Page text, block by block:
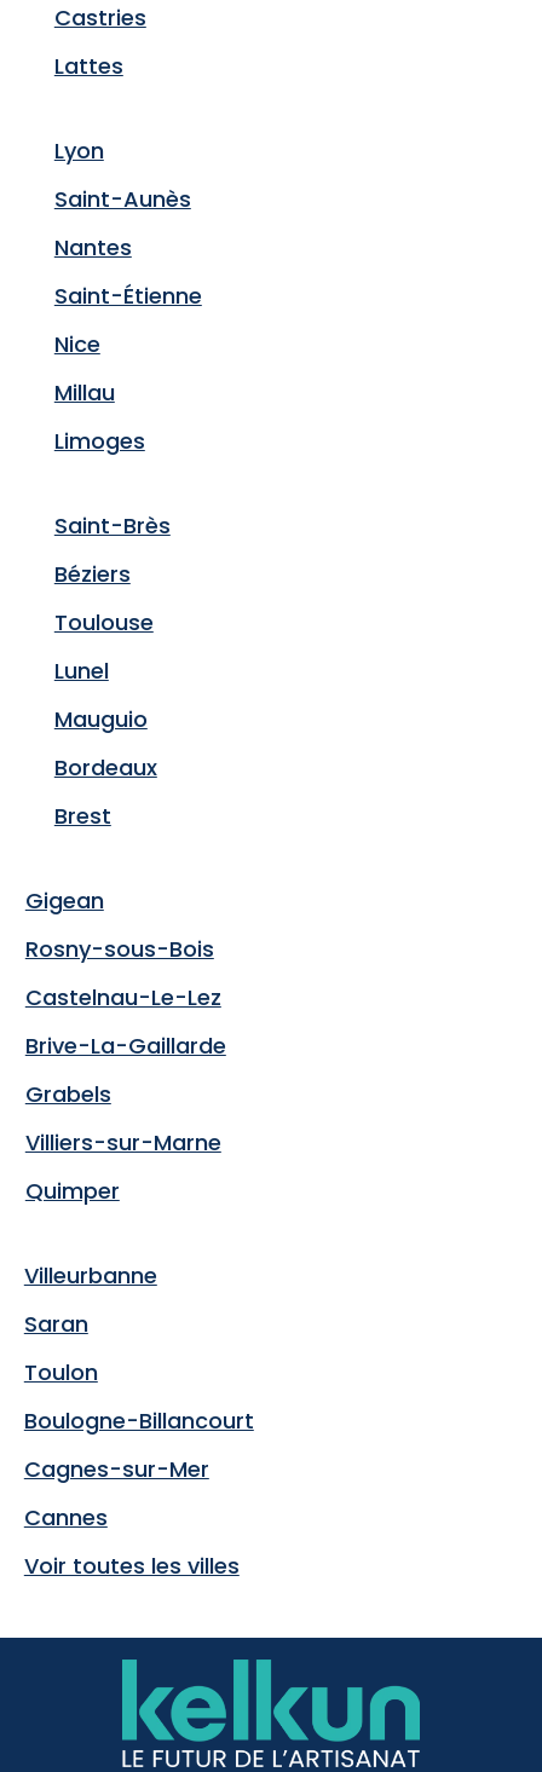
Castries
Lattes
Lyon
Saint-Aunès
Nantes
Saint-Étienne
Nice
Millau
Limoges
Saint-Brès
Béziers
Toulouse
Lunel
Mauguio
Bordeaux
Brest
Gigean
Rosny-sous-Bois
Castelnau-Le-Lez
Brive-La-Gaillarde
Grabels
Villiers-sur-Marne
Quimper
Villeurbanne
Saran
Toulon
Boulogne-Billancourt
Cagnes-sur-Mer
Cannes
Voir toutes les villes